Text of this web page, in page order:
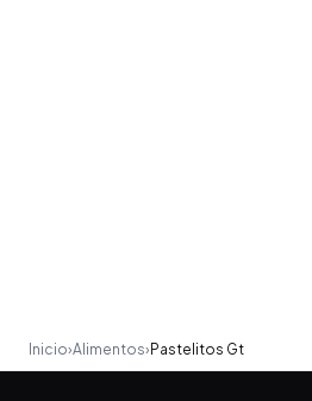
Inicio›Alimentos› Pastelitos Gt